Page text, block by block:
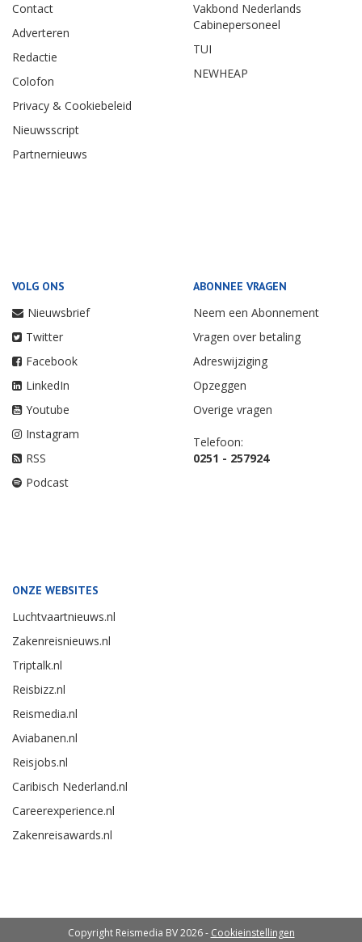
Contact
Adverteren
Redactie
Colofon
Privacy & Cookiebeleid
Nieuwsscript
Partnernieuws
Vakbond Nederlands
Cabinepersoneel
TUI
NEWHEAP
VOLG ONS
Nieuwsbrief
Twitter
Facebook
LinkedIn
Youtube
Instagram
RSS
Podcast
ABONNEE VRAGEN
Neem een Abonnement
Vragen over betaling
Adreswijziging
Opzeggen
Overige vragen
Telefoon:
0251 - 257924
ONZE WEBSITES
Luchtvaartnieuws.nl
Zakenreisnieuws.nl
Triptalk.nl
Reisbizz.nl
Reismedia.nl
Aviabanen.nl
Reisjobs.nl
Caribisch Nederland.nl
Careerexperience.nl
Zakenreisawards.nl
Copyright Reismedia BV 2026 - Cookieinstellingen